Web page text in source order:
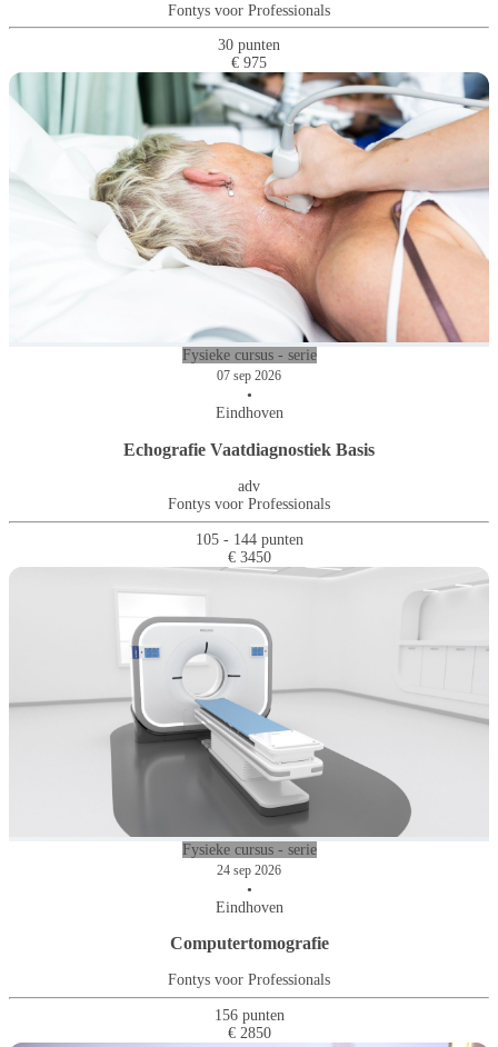
Fontys voor Professionals
30 punten
€ 975
Fysieke cursus - serie
07 sep 2026
•
Eindhoven
Echografie Vaatdiagnostiek Basis
adv
Fontys voor Professionals
105 - 144 punten
€ 3450
Fysieke cursus - serie
24 sep 2026
•
Eindhoven
Computertomografie
Fontys voor Professionals
156 punten
€ 2850